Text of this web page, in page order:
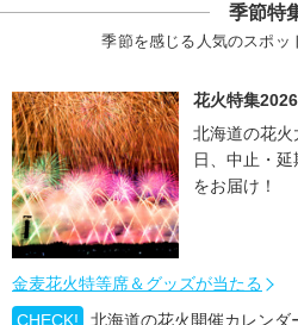
季節特
季節を感じる人気のスポッ
花火特集2026
北海道の花
日、中止・
をお届け！
金麦花火特等席＆グッズが当たる
CHECK!
北海道の花火開催カレンダ